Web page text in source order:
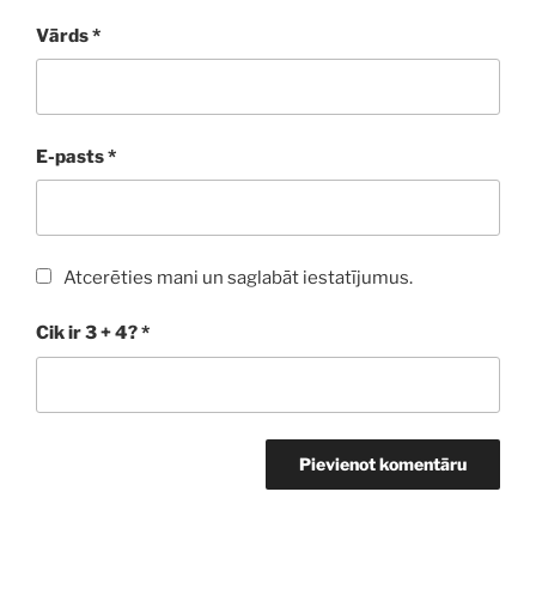
Vārds*
E-pasts*
Atcerēties mani un saglabāt iestatījumus.
Cik ir 3 + 4?*